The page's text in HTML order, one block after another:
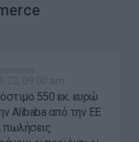
550 εκ. ευρώ
Alibaba από την ΕΕ
πωλήσεις